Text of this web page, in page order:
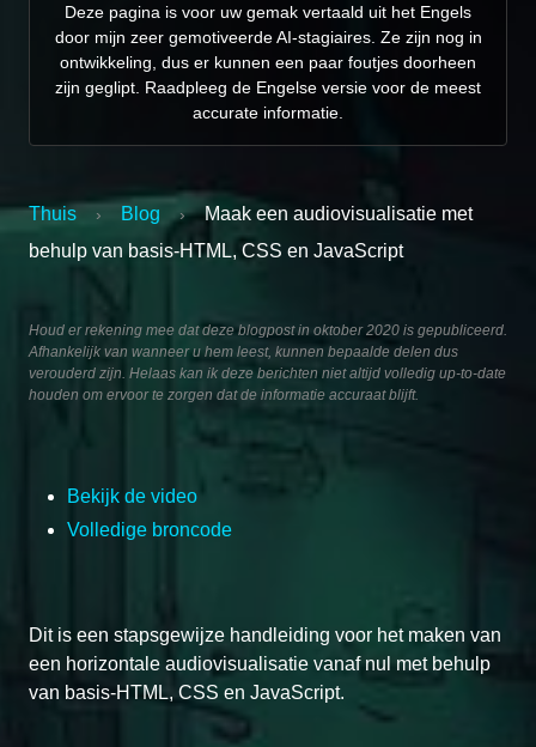
Deze pagina is voor uw gemak vertaald uit het Engels
door mijn zeer gemotiveerde AI-stagiaires. Ze zijn nog in
ontwikkeling, dus er kunnen een paar foutjes doorheen
zijn geglipt. Raadpleeg de Engelse versie voor de meest
accurate informatie.
Thuis › Blog ›
Maak een audiovisualisatie met
behulp van basis-HTML, CSS en JavaScript
Houd er rekening mee dat deze blogpost in oktober 2020 is gepubliceerd.
Afhankelijk van wanneer u hem leest, kunnen bepaalde delen dus
verouderd zijn. Helaas kan ik deze berichten niet altijd volledig up-to-date
houden om ervoor te zorgen dat de informatie accuraat blijft.
Bekijk de video
Volledige broncode
Dit is een stapsgewijze handleiding voor het maken van
een horizontale audiovisualisatie vanaf nul met behulp
van basis-HTML, CSS en JavaScript.